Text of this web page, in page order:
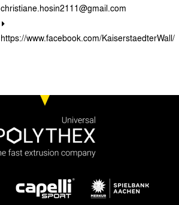
christiane.hosin2111@gmail.com
https://www.facebook.com/KaiserstaedterWall/